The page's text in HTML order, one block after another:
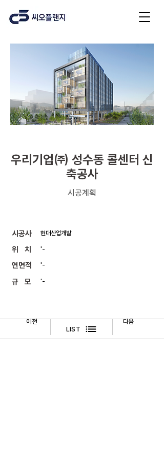
우리기업㈜ 성수동 콜센터 신
축공사
시공계획
​시공사 현대산업개발
위 치 '-
연면적 '-
규 모 '-
이전
LIST
다음